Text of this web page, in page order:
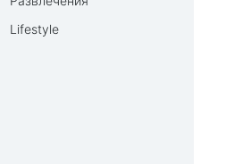
Lifestyle